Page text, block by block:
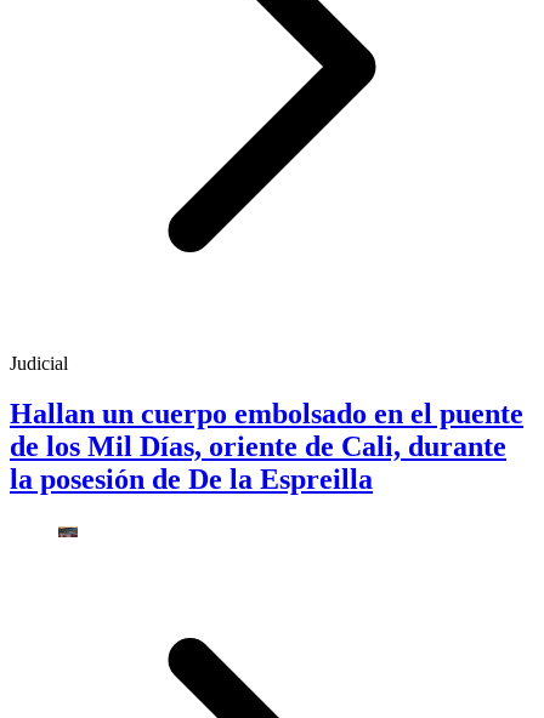
Judicial
Hallan un cuerpo embolsado en el puente
de los Mil Días, oriente de Cali, durante
la posesión de De la Espreilla